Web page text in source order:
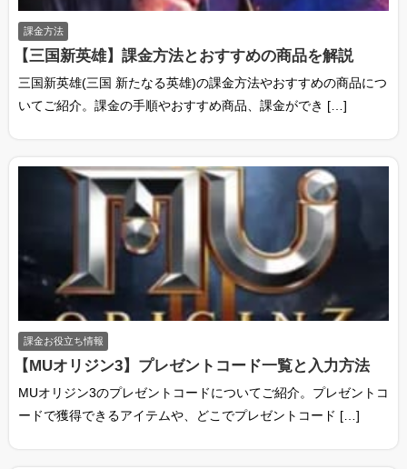
課金方法
【三国新英雄】課金方法とおすすめの商品を解説
三国新英雄(三国 新たなる英雄)の課金方法やおすすめの商品につ
いてご紹介。課金の手順やおすすめ商品、課金ができ […]
課金お役立ち情報
【MUオリジン3】プレゼントコード一覧と入力方法
MUオリジン3のプレゼントコードについてご紹介。プレゼントコ
ードで獲得できるアイテムや、どこでプレゼントコード […]